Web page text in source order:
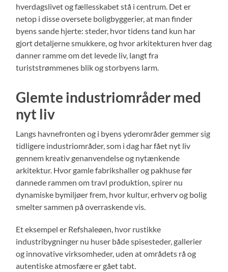
hverdagslivet og fællesskabet stå i centrum. Det er
netop i disse oversete boligbyggerier, at man finder
byens sande hjerte: steder, hvor tidens tand kun har
gjort detaljerne smukkere, og hvor arkitekturen hver dag
danner ramme om det levede liv, langt fra
turiststrømmenes blik og storbyens larm.
Glemte industriområder med
nyt liv
Langs havnefronten og i byens yderområder gemmer sig
tidligere industriområder, som i dag har fået nyt liv
gennem kreativ genanvendelse og nytænkende
arkitektur. Hvor gamle fabrikshaller og pakhuse før
dannede rammen om travl produktion, spirer nu
dynamiske bymiljøer frem, hvor kultur, erhverv og bolig
smelter sammen på overraskende vis.
Et eksempel er Refshaleøen, hvor rustikke
industribygninger nu huser både spisesteder, gallerier
og innovative virksomheder, uden at områdets rå og
autentiske atmosfære er gået tabt.